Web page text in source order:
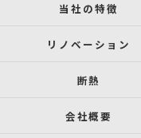
当社の特徴
リノベーション
断熱
会社概要